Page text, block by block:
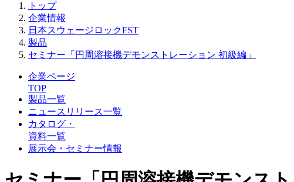
トップ
企業情報
日本スウェージロックFST
製品
セミナー「円周溶接機デモンストレーション 初級編」
企業ページ
TOP
製品一覧
ニュースリリース一覧
カタログ・
資料一覧
展示会・セミナー情報